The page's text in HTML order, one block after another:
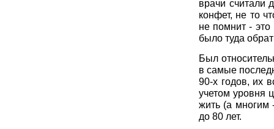
врачи считали
конфет, не то
не помнит -
было туда
Был
в самые
90-х годов, их
учетом уровня
жить (а многим
до 80 лет.